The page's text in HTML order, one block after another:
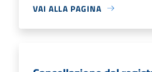
VAI ALLA PAGINA